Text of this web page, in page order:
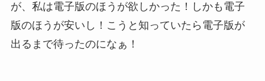
が、私は電子版のほうが欲しかった！しかも電子
版のほうが安いし！こうと知っていたら電子版が
出るまで待ったのになぁ！